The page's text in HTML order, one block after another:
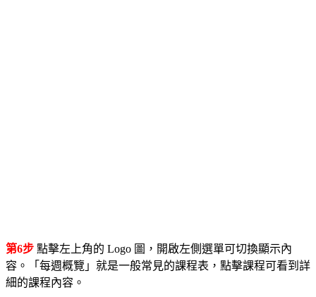
第6步 點擊左上角的 Logo 圖，開啟左側選單可切換顯示內
容。「每週概覽」就是一般常見的課程表，點擊課程可看到詳
細的課程內容。